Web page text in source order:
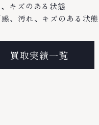
キズのある状態
、汚れ、キズのある状態
買取実績一覧